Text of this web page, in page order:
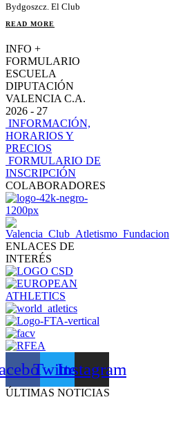
Bydgoszcz. El Club
READ MORE
INFO +
FORMULARIO
ESCUELA
DIPUTACIÓN
VALENCIA C.A.
2026 - 27
INFORMACIÓN,
HORARIOS Y
PRECIOS
FORMULARIO DE
INSCRIPCIÓN
COLABORADORES
ENLACES DE
INTERÉS
TwitterInstagram
ÚLTIMAS NOTICIAS